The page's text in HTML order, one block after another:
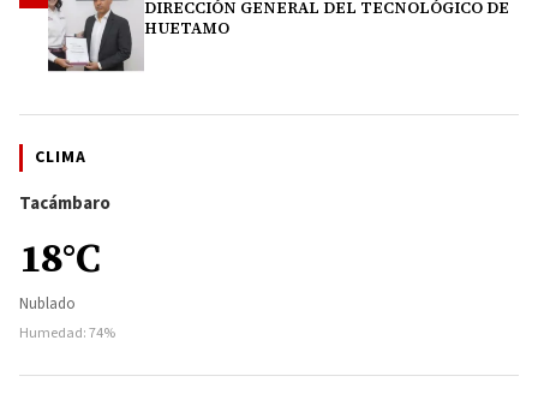
DIRECCIÓN GENERAL DEL TECNOLÓGICO DE
HUETAMO
CLIMA
Tacámbaro
18°C
Nublado
Humedad: 74%